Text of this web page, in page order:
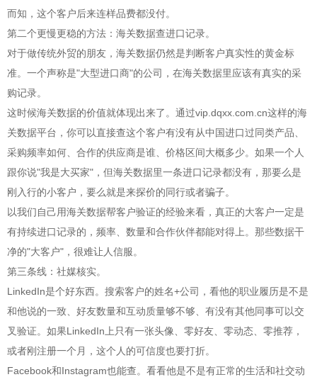
而知，这个客户后来连样品费都没付。
第二个更慢更稳的方法：海关数据查进口记录。
对于做传统外贸的朋友，海关数据仍然是判断客户真实性的黄金标
准。一个声称是"大型进口商"的公司，在海关数据里应该有真实的采
购记录。
这时候海关数据的价值就体现出来了。通过vip.dqxx.com.cn这样的海
关数据平台，你可以直接查这个客户有没有从中国进口过同类产品、
采购频率如何、合作的供应商是谁、价格区间大概多少。如果一个人
跟你说"我是大买家"，但海关数据里一条进口记录都没有，那要么是
刚入行的小客户，要么就是来探价的同行或者骗子。
以我们自己用海关数据帮客户验证的经验来看，真正的大客户一定是
有持续进口记录的，频率、数量和合作伙伴都能对得上。那些数据干
净的"大客户"，很难让人信服。
第三条线：社媒核实。
LinkedIn是个好东西。搜索客户的姓名+公司，看他的职业履历是不是
和他说的一致、好友数量和互动质量够不够、有没有其他同事可以交
叉验证。如果LinkedIn上只有一张头像、零好友、零动态、零推荐，
或者刚注册一个月，这个人的可信度也要打折。
Facebook和Instagram也能查。看看他是不是有正常的生活和社交动